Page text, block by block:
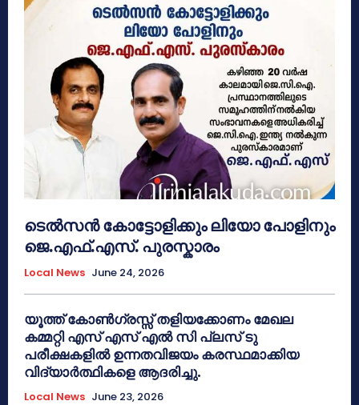
ടെൽസൻ കോട്ടോളിക്കും ലിയോ പോളിനും
ജെ.എഫ്.എസ്. പുരസ്കാരം
Local News June 24, 2026
യൂത്ത് കോൺഗ്രസ്സ് തളിയക്കോണം മേഖല
കമ്മറ്റി എസ് എസ് എൽ സി പ്ലസ് ടു
പരീക്ഷകളിൽ ഉന്നതവിജയം കരസ്ഥമാക്കിയ
വിദ്യാർത്ഥികളെ ആദരിച്ചു.
Local News June 23, 2026